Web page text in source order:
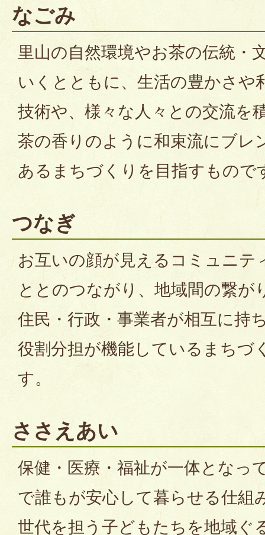
なごみ
里山の自然環境やお茶の伝統・
いくとともに、生活の豊かさや
技術や、様々な人々との交流を
茶の香りのように和束流にブレ
あるまちづくりを目指すもので
つなぎ
お互いの顔が見えるコミュニテ
ととのつながり、地域間の繋が
住民・行政・事業者が相互に持
役割分担が機能しているまちづ
す。
ささえあい
保健・医療・福祉が一体となっ
で誰もが安心して暮らせる仕組
世代を担う子どもたちを地域ぐ